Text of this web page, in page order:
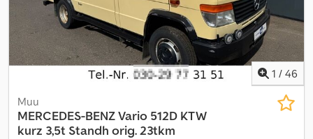
1 / 46
Muu
MERCEDES-BENZVario 512D KTW
kurz 3,5t Standh orig. 23tkm